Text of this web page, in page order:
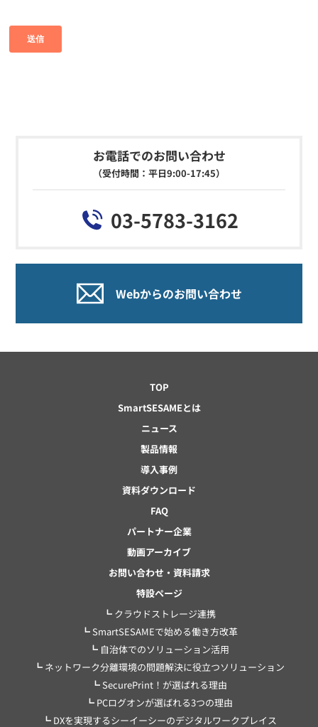
お電話でのお問い合わせ
（受付時間：平日9:00-17:45）
03-5783-3162
Webからのお問い合わせ
TOP
SmartSESAMEとは
ニュース
製品情報
導入事例
資料ダウンロード
FAQ
パートナー企業
動画アーカイブ
お問い合わせ・資料請求
特設ページ
┗ クラウドストレージ連携
┗ SmartSESAMEで始める働き方改革
┗ 自治体でのソリューション活用
┗ ネットワーク分離環境の問題解決に役立つソリューション
┗ SecurePrint！が選ばれる理由
┗ PCログオンが選ばれる3つの理由
┗ DXを実現するシーイーシーのデジタルワークプレイス